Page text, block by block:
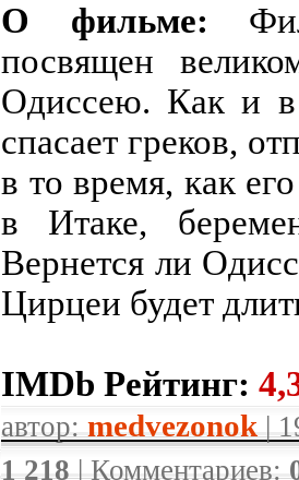
О фильме:
посвящен
Одиссею. Как и в
спасает греков,
в то время, как
в Итаке,
Вернется ли
Цирцеи будет
IMDb Рейтинг:
автор: medvezonok |
1 218| Комментариев: